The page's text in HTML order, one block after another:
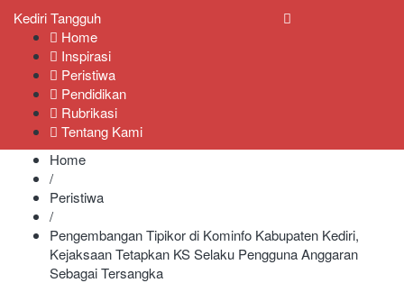
Kediri Tangguh
Home
Inspirasi
Peristiwa
Pendidikan
Rubrikasi
Tentang Kami
Home
/
Peristiwa
/
Pengembangan Tipikor di Kominfo Kabupaten Kediri,
Kejaksaan Tetapkan KS Selaku Pengguna Anggaran
Sebagai Tersangka